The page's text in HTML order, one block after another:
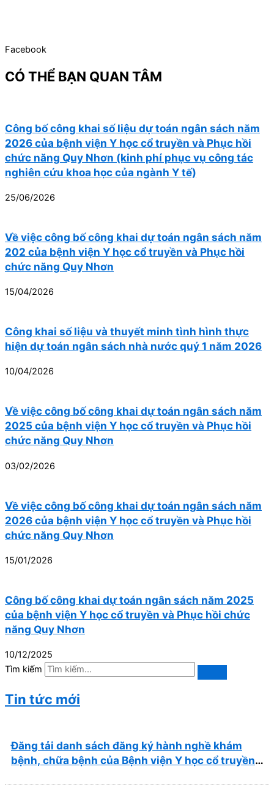
Facebook
CÓ THỂ BẠN QUAN TÂM
Công bố công khai số liệu dự toán ngân sách năm
2026 của bệnh viện Y học cổ truyền và Phục hồi
chức năng Quy Nhơn (kinh phí phục vụ công tác
nghiên cứu khoa học của ngành Y tế)
25/06/2026
Về việc công bố công khai dự toán ngân sách năm
202 của bệnh viện Y học cổ truyền và Phục hồi
chức năng Quy Nhơn
15/04/2026
Công khai số liệu và thuyết minh tình hình thực
hiện dự toán ngân sách nhà nước quý 1 năm 2026
10/04/2026
Về việc công bố công khai dự toán ngân sách năm
2025 của bệnh viện Y học cổ truyền và Phục hồi
chức năng Quy Nhơn
03/02/2026
Về việc công bố công khai dự toán ngân sách năm
2026 của bệnh viện Y học cổ truyền và Phục hồi
chức năng Quy Nhơn
15/01/2026
Công bố công khai dự toán ngân sách năm 2025
của bệnh viện Y học cổ truyền và Phục hồi chức
năng Quy Nhơn
10/12/2025
Tìm kiếm
Tin tức mới
Đăng tải danh sách đăng ký hành nghề khám
bệnh, chữa bệnh của Bệnh viện Y học cổ truyền